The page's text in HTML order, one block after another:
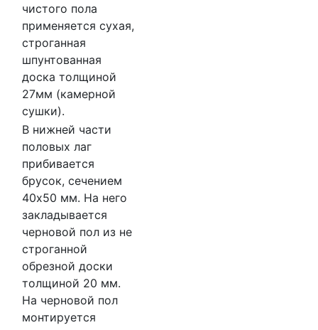
чистого пола
применяется сухая,
строганная
шпунтованная
доска толщиной
27мм (камерной
сушки).
В нижней части
половых лаг
прибивается
брусок, сечением
40х50 мм. На него
закладывается
черновой пол из не
строганной
обрезной доски
толщиной 20 мм.
На черновой пол
монтируется